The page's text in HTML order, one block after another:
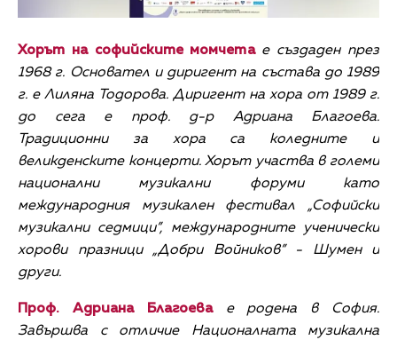
Хорът на софийските момчетае създаден през
1968 г. Основател и диригент на състава до 1989
г. е Лиляна Тодорова. Диригент на хора от 1989 г.
до сега е проф. д-р Адриана Благоева.
Традиционни за хора са коледните и
великденските концерти. Хорът участва в големи
национални музикални форуми като
международния музикален фестивал „Софийски
музикални седмици”, международните ученически
хорови празници „Добри Войников” - Шумен и
други.
Проф. Адриана Благоевае родена в София.
Завършва с отличие Националната музикална